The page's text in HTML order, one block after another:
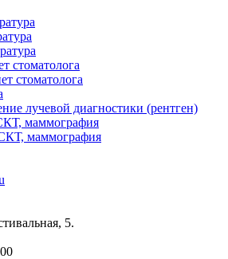
стоматолога
стоматолога
лучевой диагностики (рентген)
маммография
маммография
5.